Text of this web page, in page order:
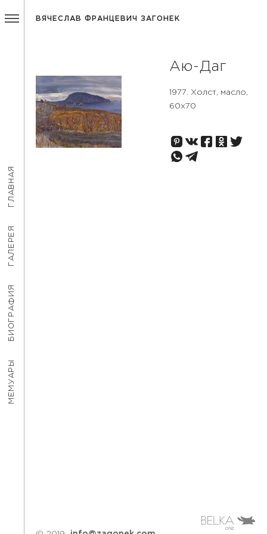
МЕМУАРЫ
БИОГРАФИЯ
ГАЛЕРЕЯ
ГЛАВНАЯ
ВЯЧЕСЛАВ ФРАНЦЕВИЧ ЗАГОНЕК
Аю-Даг
1977. Холст, масло,
60х70